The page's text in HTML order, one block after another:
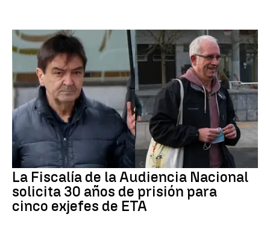
La Fiscalía de la Audiencia Nacional
solicita 30 años de prisión para
cinco exjefes de ETA